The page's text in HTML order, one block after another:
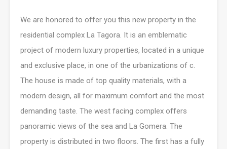
We are honored to offer you this new property in the
residential complex La Tagora. It is an emblematic
project of modern luxury properties, located in a unique
and exclusive place, in one of the urbanizations of с.
The house is made of top quality materials, with a
modern design, all for maximum comfort and the most
demanding taste. The west facing complex offers
panoramic views of the sea and La Gomera. The
property is distributed in two floors. The first has a fully